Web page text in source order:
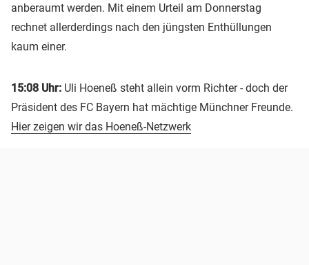
anberaumt werden. Mit einem Urteil am Donnerstag
rechnet allerderdings nach den jüngsten Enthüllungen
kaum einer.
15:08 Uhr: Uli Hoeneß steht allein vorm Richter - doch der
Präsident des FC Bayern hat mächtige Münchner Freunde.
Hier zeigen wir das Hoeneß-Netzwerk